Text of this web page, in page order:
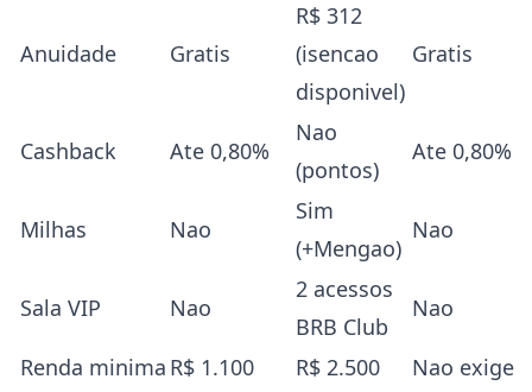
Anuidade Gratis
R$ 312
(isencao
disponivel)
Gratis
Cashback Ate 0,80%
Nao
(pontos)
Ate 0,80%
Milhas Nao
Sim
(+Mengao)
Nao
Sala VIP Nao
2 acessos
BRB Club
Nao
Renda minima R$ 1.100 R$ 2.500 Nao exige